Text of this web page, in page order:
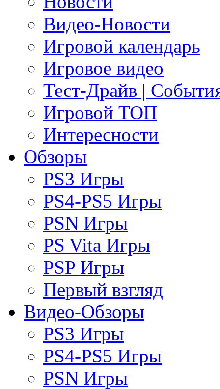
Видео-Новости
Игровой календарь
Игровое видео
Тест-Драйв |
Игровой ТОП
Интересности
Обзоры
PS3 Игры
PS4-PS5 Игры
PSN Игры
PS Vita Игры
PSP Игры
Первый взгляд
Видео-Обзоры
PS3 Игры
PS4-PS5 Игры
PSN Игры